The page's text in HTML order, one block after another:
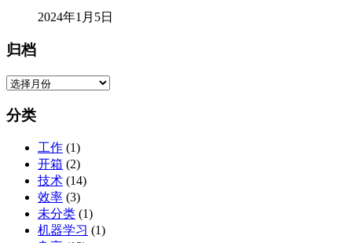
2024年1月5日
归档
归
分类
工作 (1)
开箱 (2)
技术 (14)
效率 (3)
未分类 (1)
机器学习 (1)